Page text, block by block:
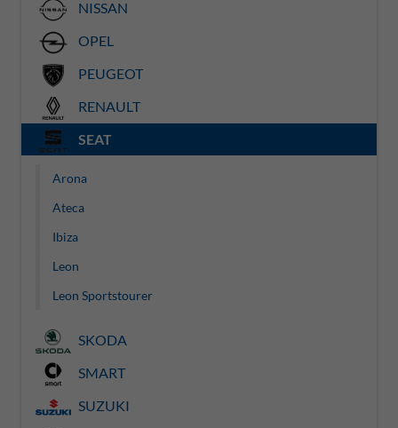
NISSAN
OPEL
PEUGEOT
RENAULT
SEAT
Arona
Ateca
Ibiza
Leon
Leon Sportstourer
SKODA
SMART
SUZUKI